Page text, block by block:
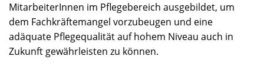
MitarbeiterInnen im Pflegebereich ausgebildet, um
dem Fachkräftemangel vorzubeugen und eine
adäquate Pflegequalität auf hohem Niveau auch in
Zukunft gewährleisten zu können.